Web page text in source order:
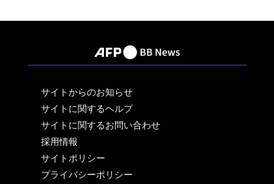
サイトからのお知らせ
サイトに関するヘルプ
サイトに関するお問い合わせ
採用情報
サイトポリシー
プライバシーポリシー